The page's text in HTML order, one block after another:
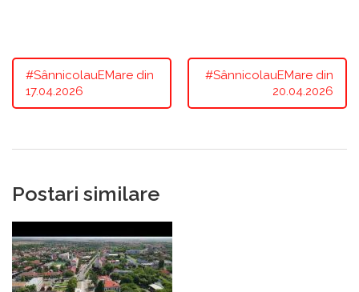
#SânnicolauEMare din
17.04.2026
#SânnicolauEMare din
20.04.2026
Postari similare